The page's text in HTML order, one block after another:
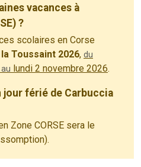
vacances à
?
scolaires en Corse
Toussaint 2026, du
au lundi 2 novembre 2026.
jour férié de Carbuccia
Zone CORSE sera le